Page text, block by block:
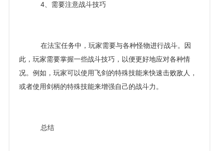
4、需要注意战斗技巧
在法宝任务中，玩家需要与各种怪物进行战斗。因
此，玩家需要掌握一些战斗技巧，以便更好地应对各种情
况。例如，玩家可以使用飞剑的特殊技能来快速击败敌人，
或者使用剑柄的特殊技能来增强自己的战斗力。
总结